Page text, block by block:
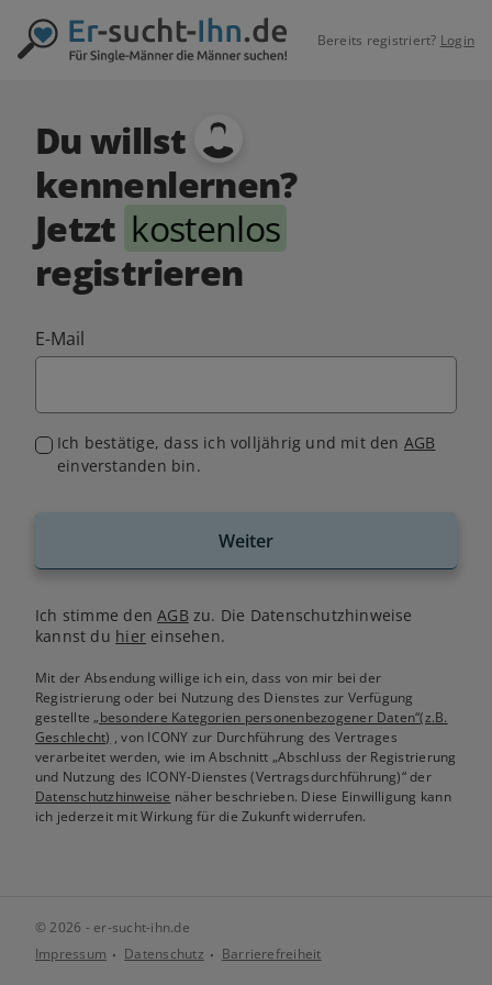
Bereits registriert? Login
Du willst
kennenlernen?
Jetzt kostenlos
registrieren
E-Mail
Ich bestätige, dass ich volljährig und mit den AGB
einverstanden bin.
Weiter
Ich stimme denAGB zu. Die Datenschutzhinweise
kannst du hiereinsehen.
Mit der Absendung willige ich ein, dass von mir bei der
Registrierung oder bei Nutzung des Dienstes zur Verfügung
gestellte„besondere Kategorien personenbezogener Daten“(z.B.
Geschlecht) , von ICONY zur Durchführung des Vertrages
verarbeitet werden, wie im Abschnitt „Abschluss der Registrierung
und Nutzung des ICONY-Dienstes (Vertragsdurchführung)“ der
Datenschutzhinweise näher beschrieben. Diese Einwilligung kann
ich jederzeit mit Wirkung für die Zukunft widerrufen.
© 2026 - er-sucht-ihn.de
Impressum
Datenschutz Barrierefreiheit